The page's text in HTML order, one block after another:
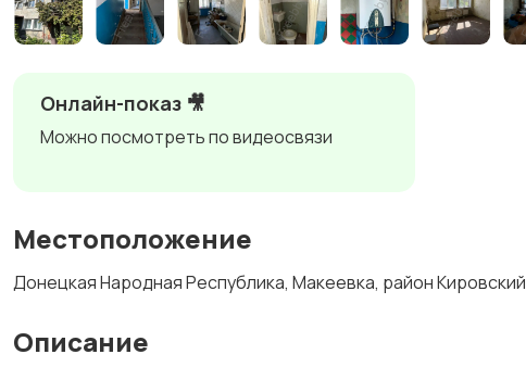
Онлайн-показ 🎥
Можно посмотреть по видеосвязи
Местоположение
Донецкая Народная Республика, Макеевка, район Кировский
Описание